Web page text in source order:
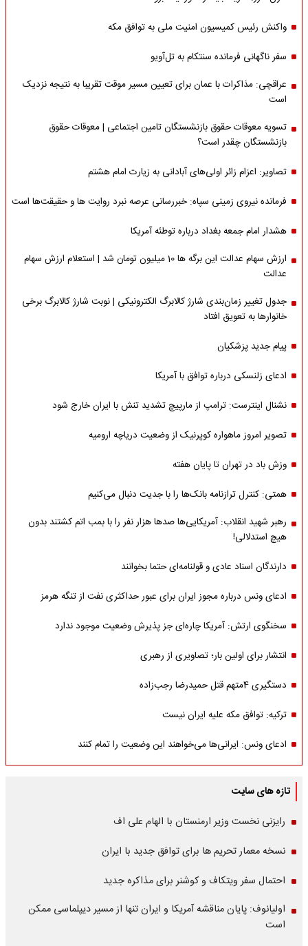
واکنش رئیس کمیسیون امنیت ملی به توافق مکه
سفر ناگهانی فرمانده سنتکام به تل‌آویو
عراقچی: مذاکرات با عمان برای تعیین مسیر موقت تقریبا به نتیجه نزدیک
است
تسویه معوقات حقوق بازنشستگان تامین اجتماعی | معوقات حقوق
بازنشستگان چقدر است؟
تصاویر: اعزام زائر اولی‌های آبادانی به زیارت امام هشتم
فرمانده نیروی زمینی سپاه: خبررسانی عرصه نبرد روایت ها و حقیقت‌ها است
هشدار امام جمعه بغداد درباره توطئه آمریکا
ارزش سهام عدالت این برگه ها 10 میلیون تومان شد | استعلام ارزش سهام
عدالت
جدول تغییر زمان‌بندی شارژ کالابرگ الکترونیکی | نوبت شارژ کالابرگ برخی
خانوارها به تعویق افتاد
پیام جدید پزشکیان
ادعای زلنسکی درباره توافق با آمریکا
نشنال اینترست: ترامپ از مارپیچ تشدید تنش با ایران خارج شود
تصویر امروز ماهواره کوپرنیک از وضعیت دریاچه ارومیه
وزش باد در تهران تا پایان هفته
همتی: کنترل ترازنامه بانک‌ها را با جدیت دنبال می‌کنیم
رهبر شهید انقلاب: آمریکایی‌ها صدها هزار نفر را با بمب اتم کشتند بدون
هیچ استدلالی!
دارندگان اسناد عادی و قولنامه‌ای حتما بخوانند
ادعای ونس درباره مجوز ایران برای عبور حداکثری نفت از تنگه هرمز
سخنگوی ارتش: آمریکا چاره‌ای جز پذیرش وضعیت موجود ندارد
انتشار برای اولین بار؛ تصاویری از رهبری
دستگیری 4متهم قتل حمیدرضا رجب‌زاده
ترکیه: توافق مکه علیه ایران نیست
ادعای ونس: ایرانی‌ها می‌خواهند این وضعیت را تمام کنند
تازه های سایت
رایزنی نخست وزیر ارمنستان با الهام علی اف
نسخه معمار تحریم ها برای توافق جدید با ایران
احتمال سفر ویتکاف و کوشنر برای مذاکره جدید
اولیانوف: پایان مناقشه آمریکا و ایران تنها از مسیر دیپلماسی ممکن
است